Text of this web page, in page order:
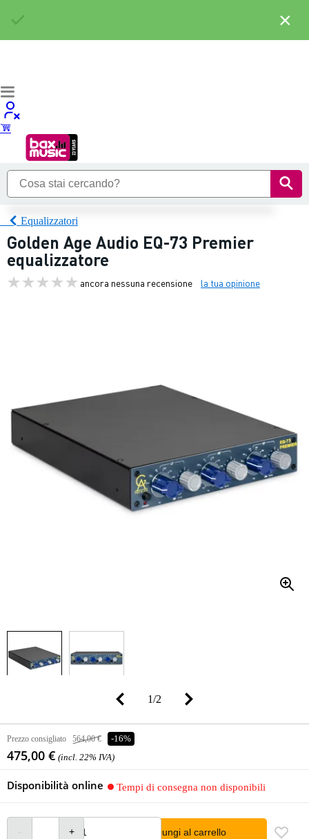
Equalizzatori
Golden Age Audio EQ-73 Premier
equalizzatore
ancora nessuna recensione la tua opinione
1/2
Prezzo consigliato 564,00 € -16%
475,00 € (incl. 22% IVA)
Disponibilità online Tempi di consegna non disponibili
Aggiungi al carrello
×